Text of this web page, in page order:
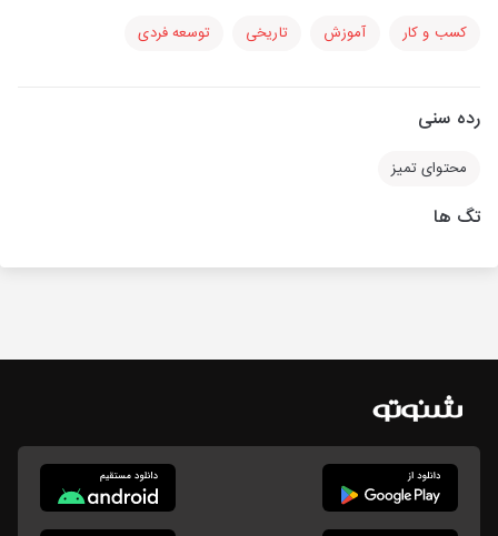
کسب و کار آموزش تاریخی توسعه فردی
رده سنی
محتوای تمیز
تگ ها